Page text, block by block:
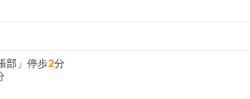
部」停歩2分